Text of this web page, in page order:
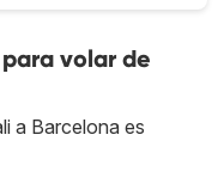
volar de
a Barcelona es